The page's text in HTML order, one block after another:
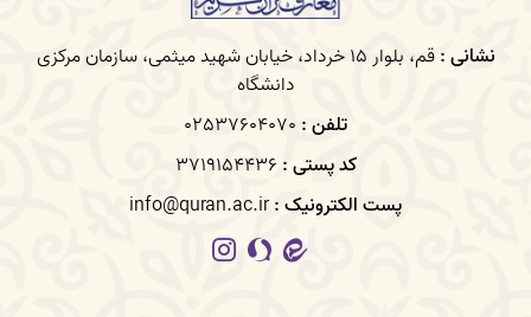
نشانی :
قم، بلوار 15 خرداد، خیابان شهید میثمی، سازمان مرکزی
دانشگاه
تلفن : 02537604070
کد پستی : 3719154436
پست الکترونیک :info@quran.ac.ir